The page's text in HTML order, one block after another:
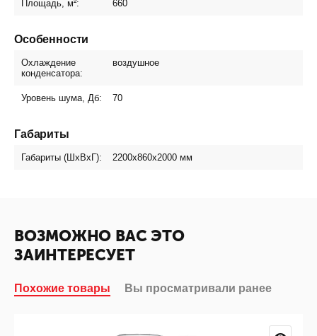
Площадь, м²: 660
Особенности
Охлаждение
конденсатора:
воздушное
Уровень шума, Дб: 70
Габариты
Габариты (ШхВхГ): 2200x860x2000 мм
ВОЗМОЖНО ВАС ЭТО
ЗАИНТЕРЕСУЕТ
Похожие товары Вы просматривали ранее